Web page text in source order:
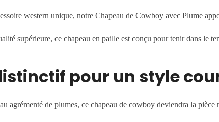
western unique, notre Chapeau de Cowboy avec Plume
supérieure, ce chapeau en paille est conçu pour tenir dans le
pour un style
agrémenté de plumes, ce chapeau de cowboy deviendra la pièce